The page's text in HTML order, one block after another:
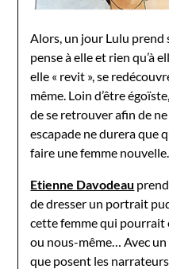
Alors, un jour Lulu prend
pense à elle et rien qu’à
elle « revit », se
même. Loin d’être
de se retrouver afin de
escapade ne durera que
faire une femme nouvelle.
Etienne Davodeau
de dresser un portrait
cette femme qui
ou nous-même… Avec
que posent les